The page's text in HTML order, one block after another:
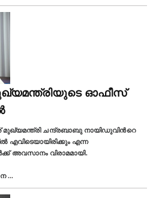
ഓഫീസ്
ചന്ദ്രബാബു നായിഡുവിന്‍റെ
എന്ന
അവസാനം വിരാമമായി.
ന...